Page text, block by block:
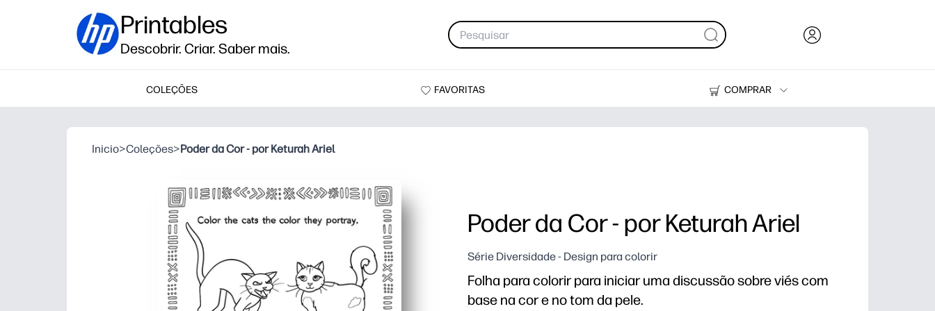
Printables
Descobrir. Criar. Saber mais.
COLEÇÕES FAVORITAS
COMPRAR
Tinteiros e Toner
Inicio>Coleções>Poder da Cor - por Keturah Ariel
Poder da Cor - por Keturah Ariel
Série Diversidade - Design para colorir
Folha para colorir para iniciar uma discussão sobre viés com
base na cor e no tom da pele.